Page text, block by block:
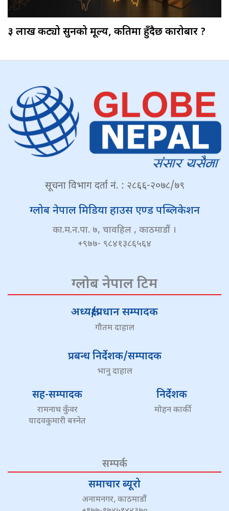
३ लाख कट्यो सुनको मूल्य, कतिमा हुँदैछ कारोबार ?
सूचना विभाग दर्ता नं. : २८६६-२०७८/७९
ग्लोब नेपाल मिडिया हाउस एण्ड पब्लिकेशन
का.म.न.पा. ७, चावहिल , काठमाडौं ।
+९७७- ९८४१३८६५६४
ग्लोब नेपाल टिम
अध्यक्ष/प्रधान सम्पादक
गौतम दाहाल
प्रबन्ध निर्देशक/सम्पादक
भानु दाहाल
सह-सम्पादक
रामनाथ कुँवर
यादवकुमारी बस्नेत
निर्देशक
मोहन कार्की
सम्पर्क
समाचार ब्यूरो
अनामनगर, काठमाडौं